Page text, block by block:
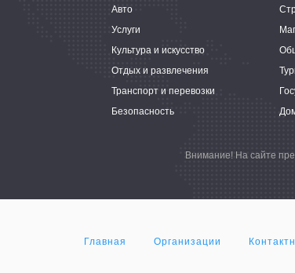
Авто
Услуги
Культура и искусство
Отдых и развлечения
Транспорт и перевозки
Безопасность
Внимание! На сайте
Главная Организации